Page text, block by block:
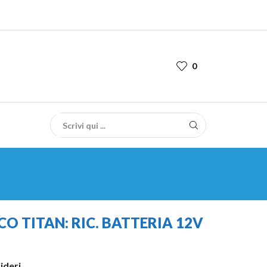
0
TITAN: RIC. BATTERIA 12V